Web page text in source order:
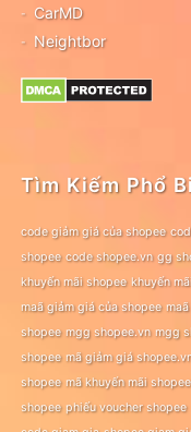
CarMD
Neightbor
Tìm Kiếm Phổ
code giảm giá của shopee
shopee code shopee.vn gg
khuyến mãi shopee khuyến
maã giảm giá của shopee
shopee mgg shopee.vn mgg
shopee mã giảm giá
shopee mã khuyến mãi shopee
shopee phiếu voucher shopee